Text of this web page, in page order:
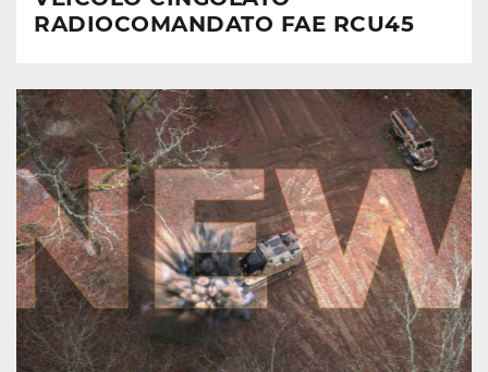
RADIOCOMANDATO FAE RCU45